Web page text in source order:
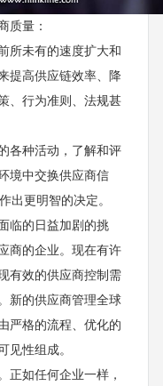
量：
未有的速度扩大和
提高供应链效率、降
、行为准则、法规甚
种活动，了解和评
境中交换供应商信
出更明智的决定。
的日益加剧的挑
商的企业。现在有许
有效的供应商控制需
新的供应商管理全球
严格的流程、优化的
见性组成。
如任何企业一样，